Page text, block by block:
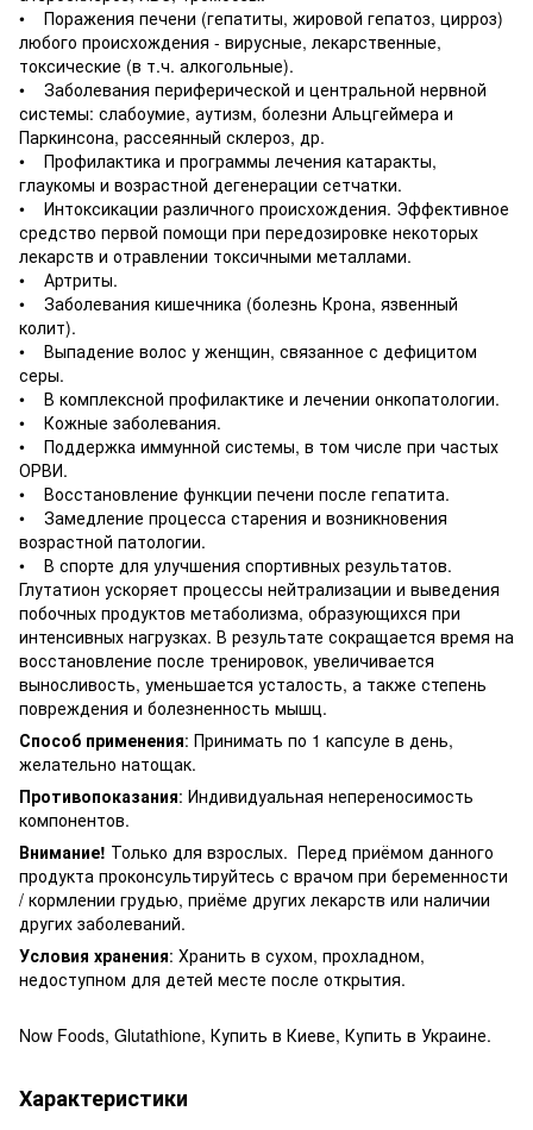
• Поражения печени (гепатиты, жировой гепатоз, цирроз)
любого происхождения - вирусные, лекарственные,
токсические (в т.ч. алкогольные).
• Заболевания периферической и центральной нервной
системы: слабоумие, аутизм, болезни Альцгеймера и
Паркинсона, рассеянный склероз, др.
• Профилактика и программы лечения катаракты,
глаукомы и возрастной дегенерации сетчатки.
• Интоксикации различного происхождения. Эффективное
средство первой помощи при передозировке некоторых
лекарств и отравлении токсичными металлами.
• Артриты.
• Заболевания кишечника (болезнь Крона, язвенный
колит).
• Выпадение волос у женщин, связанное с дефицитом
серы.
• В комплексной профилактике и лечении онкопатологии.
• Кожные заболевания.
• Поддержка иммунной системы, в том числе при частых
ОРВИ.
• Восстановление функции печени после гепатита.
• Замедление процесса старения и возникновения
возрастной патологии.
• В спорте для улучшения спортивных результатов.
Глутатион ускоряет процессы нейтрализации и выведения
побочных продуктов метаболизма, образующихся при
интенсивных нагрузках. В результате сокращается время на
восстановление после тренировок, увеличивается
выносливость, уменьшается усталость, а также степень
повреждения и болезненность мышц.
Способ применения: Принимать по 1 капсуле в день,
желательно натощак.
Противопоказания: Индивидуальная непереносимость
компонентов.
Внимание! Только для взрослых. Перед приёмом данного
продукта проконсультируйтесь с врачом при беременности
/ кормлении грудью, приёме других лекарств или наличии
других заболеваний.
Условия хранения: Хранить в сухом, прохладном,
недоступном для детей месте после открытия.
Now Foods, Glutathione, Купить в Киеве, Купить в Украине.
Характеристики